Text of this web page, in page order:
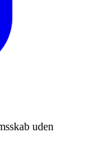
uden